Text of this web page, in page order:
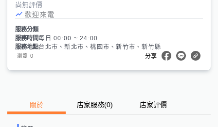
尚無評價
歡迎來電
服務分類
服務時間每日 00:00 ~ 24:00
服務地點台北市、新北市、桃園市、新竹市、新竹縣
瀏覽 0 分享
關於 店家服務(0) 店家評價